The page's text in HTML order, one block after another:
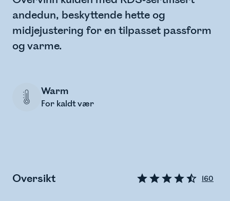
andedun, beskyttende hette og
midjejustering for en tilpasset passform
og varme.
Warm
For kaldt vær
Oversikt 160